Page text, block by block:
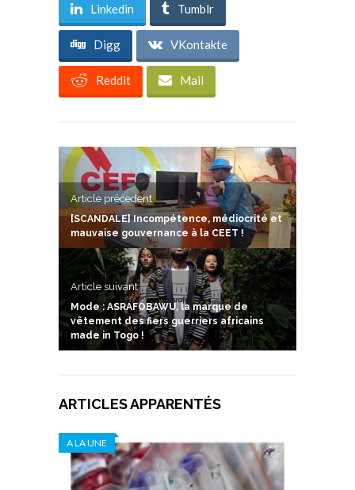
Linkedin Tumblr
Digg VKontakte
Reddit Mail
Article précedent
[SCANDALE] Incompétence, médiocrité et
mauvaise gouvernance à la CEET !
Article suivant
Mode : ASRAFOBAWU, la marque de
vêtement des fiers guerriers africains
made in Togo !
ARTICLES APPARENTÉS
A LA UNE